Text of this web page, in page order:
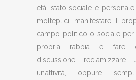
età, stato sociale e
molteplici: manifestare il
campo politico o sociale per
propria rabbia e fare
discussione,
un’attività, oppure